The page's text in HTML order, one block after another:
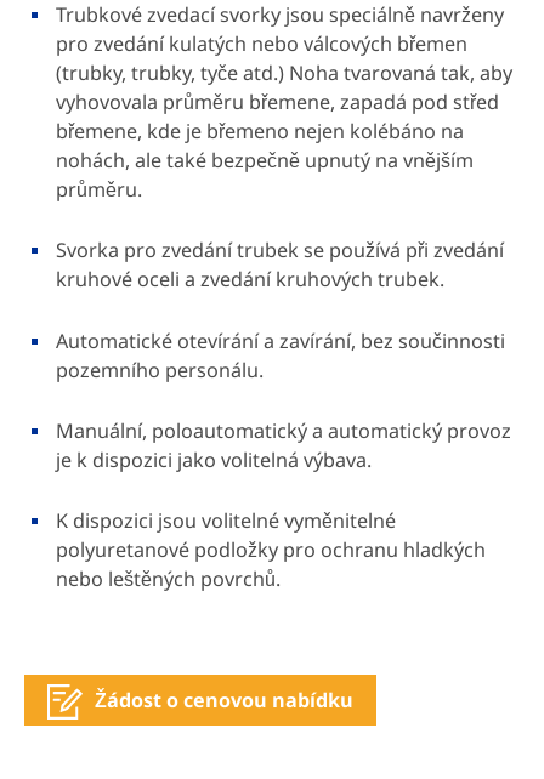
Trubkové zvedací svorky jsou speciálně navrženy
pro zvedání kulatých nebo válcových břemen
(trubky, trubky, tyče atd.) Noha tvarovaná tak, aby
vyhovovala průměru břemene, zapadá pod střed
břemene, kde je břemeno nejen kolébáno na
nohách, ale také bezpečně upnutý na vnějším
průměru.
Svorka pro zvedání trubek se používá při zvedání
kruhové oceli a zvedání kruhových trubek.
Automatické otevírání a zavírání, bez součinnosti
pozemního personálu.
Manuální, poloautomatický a automatický provoz
je k dispozici jako volitelná výbava.
K dispozici jsou volitelné vyměnitelné
polyuretanové podložky pro ochranu hladkých
nebo leštěných povrchů.
Žádost o cenovou nabídku